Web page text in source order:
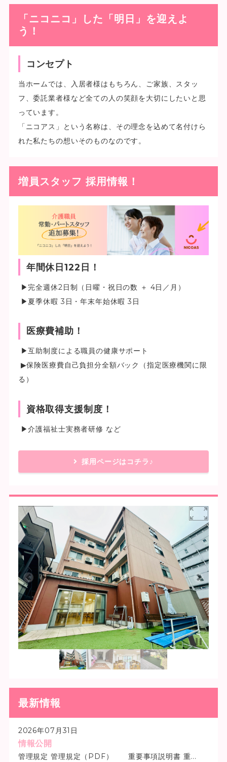
「ニコニコ」した「明日」を迎えよ
う！
コンセプト
当ホームでは、入居者様はもちろん、ご家族、スタッ
フ、委託業者様など全ての人の笑顔を大切にしたいと思
っています。
「ニコアス」という名称は、その理念を込めて名付けら
れた私たちの想いそのものなのです。
増員スタッフ 採用情報！
年間休日122日！
▶完全週休2日制（日曜・祝日の数 ＋ 4日／月）
▶夏季休暇 3日・年末年始休暇 3日
医療費補助！
▶互助制度による職員の健康サポート
▶保険医療費自己負担分全額バック（指定医療機関に限
る）
資格取得支援制度！
▶介護福祉士実務者研修 など
採用ページはコチラ♪
最新情報
2026年07月31日
情報公開
管理規定 管理規定（PDF） 重要事項説明書 重...